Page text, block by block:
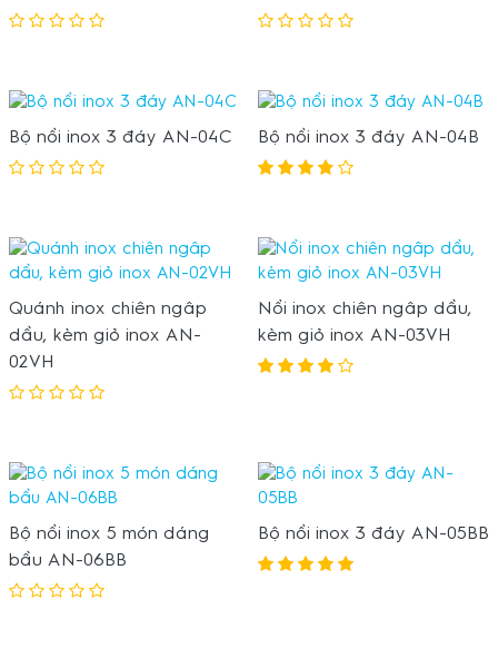
Bộ nồi inox 3 đáy AN-04C Bộ nồi inox 3 đáy AN-04B
Quánh inox chiên ngâp
dầu, kèm giỏ inox AN-
02VH
Nồi inox chiên ngâp dầu,
kèm giỏ inox AN-03VH
Bộ nồi inox 5 món dáng
bầu AN-06BB
Bộ nồi inox 3 đáy AN-05BB